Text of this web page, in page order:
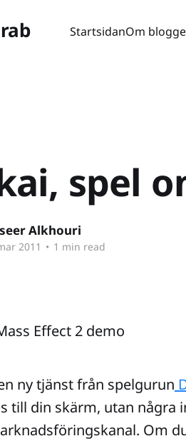
StartsidanOm
spel
Alkhouri
2011 • 1 min read
ny tjänst från spelgurun
till din skärm, utan några
Om